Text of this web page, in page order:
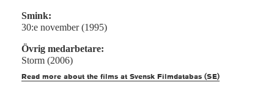
Smink:
30:e november (1995)
Övrig medarbetare:
Storm (2006)
Read more about the films at Svensk Filmdatabas (SE)